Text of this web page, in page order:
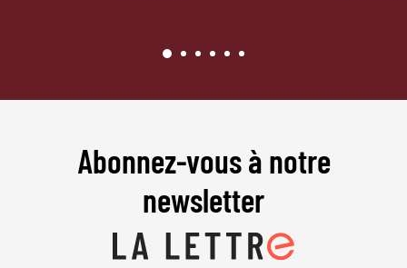
Abonnez-vous à notre
newsletter